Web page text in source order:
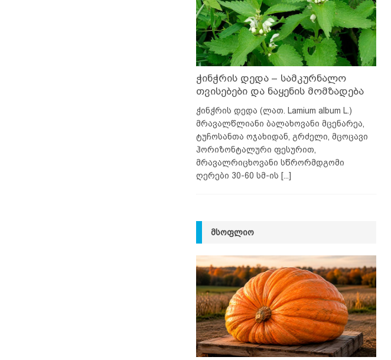
ჭინჭრის დედა – სამკურნალო
თვისებები და ნაყენის მომზადება
ჭინჭრის დედა (ლათ. Lamium album L.)
მრავალწლიანი ბალახოვანი მცენარეა,
ტუჩოსანთა ოჯახიდან, გრძელი, მცოცავი
ჰორიზონტალური ფესურით,
მრავალრიცხოვანი სწრორმდგომი
ღერები 30-60 სმ-ის [...]
ᲛᲡᲝᲤᲚᲘᲝ